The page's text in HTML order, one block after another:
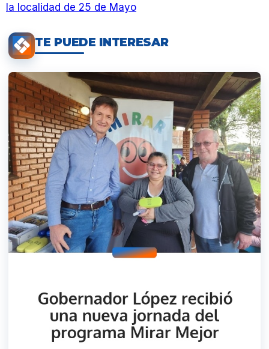
la localidad de 25 de Mayo
TE PUEDE INTERESAR